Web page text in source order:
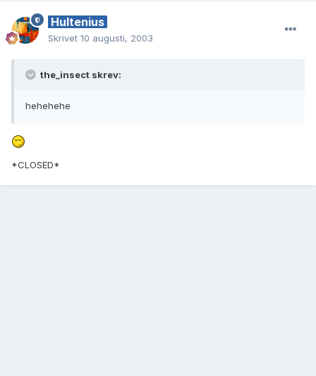
Hultenius
Skrivet 10 augusti, 2003
the_insect skrev:
hehehehe
*CLOSED*